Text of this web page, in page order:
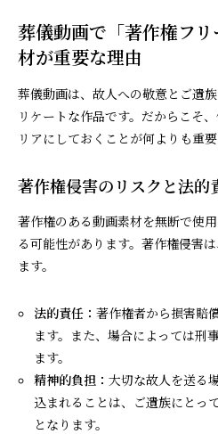
葬儀動画で「著作権フ
材が重要な理由
葬儀動画は、故人への敬意とご遺
リケートな作品です。だからこそ
リアにしておくことが何よりも重要
著作権侵害のリスクと法的
著作権のある動画素材を無断で使
る可能性があります。著作権侵害
ます。
法的責任：著作権者から損害賠
ます。また、場合によっては刑
ます。
精神的負担：大切な故人を送る
込まれることは、ご遺族にとっ
となります。